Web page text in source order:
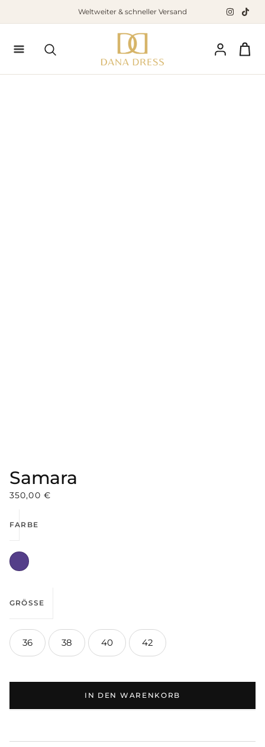
Weltweiter & schneller Versand
Suchen
Samara
350,00 €
FARBE
GRÖSSE
36 38 40 42
IN DEN WARENKORB